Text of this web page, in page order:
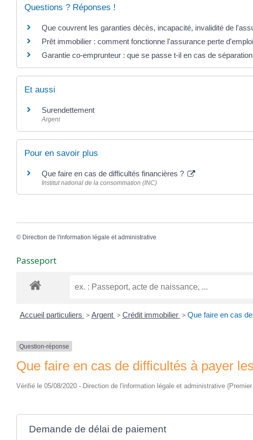
Questions ? Réponses !
Que couvrent les garanties décès, incapacité, invalidité de
Prêt immobilier : comment fonctionne l'assurance perte
Garantie co-emprunteur : que se passe t-il en cas de
Et aussi
Surendettement
Argent
Pour en savoir plus
Que faire en cas de difficultés financières ?
Institut national de la consommation (INC)
© Direction de l'information légale et administrative
Passeport
Accueil particuliers > Argent > Crédit immobilier > Que faire en cas
Question-réponse
Que faire en cas de difficultés à payer
Vérifié le 05/08/2020 - Direction de l'information légale et administrative
Demande de délai de paiement